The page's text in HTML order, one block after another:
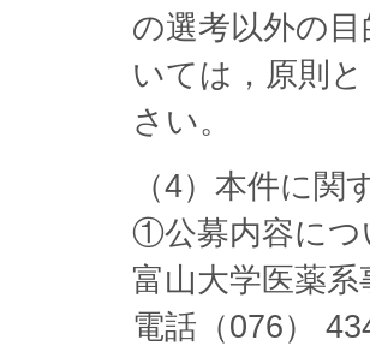
の選考以外の
いては，原則
さい。
（4）本件に関
①公募内容につ
富山大学医薬
電話（076）